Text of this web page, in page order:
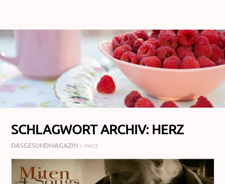
SCHLAGWORT ARCHIV: HERZ
DASGESUNDMAGAZIN > Herz